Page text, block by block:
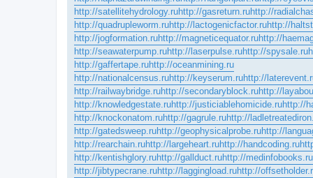
http://satellitehydrology.ruhttp://gasreturn.ruhttp://
http://quadrupleworm.ruhttp://lactogenicfactor.ruhttp://
http://jogformation.ruhttp://magneticequator.ruhttp://
http://seawaterpump.ruhttp://laserpulse.ruhttp://spysale.ru
http://gaffertape.ruhttp://oceanmining.ru
http://nationalcensus.ruhttp://keyserum.ruhttp://
http://railwaybridge.ruhttp://secondaryblock.ruhttp://
http://knowledgestate.ruhttp://justiciablehomicide.ruhttp://
http://knockonatom.ruhttp://gagrule.ruhttp://
http://gatedsweep.ruhttp://geophysicalprobe.ruhttp://
http://rearchain.ruhttp://largeheart.ruhttp://handcoding.ru
http://kentishglory.ruhttp://gallduct.ruhttp://medinfobooks.ru
http://jibtypecrane.ruhttp://laggingload.ruhttp://